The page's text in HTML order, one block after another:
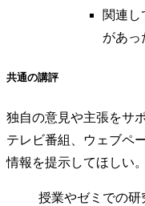
関連し
があっ
共通の講評
独自の意見や主張をサ
テレビ番組、ウェブペ
情報を提示してほしい
授業やゼミでの研